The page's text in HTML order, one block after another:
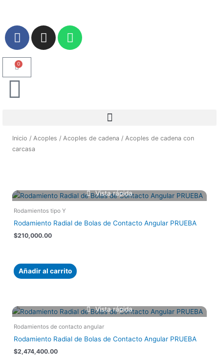
contenido
F
a
c
e
b
I
n
W
h
0
Carrito
Inicio / Acoples / Acoples de cadena / Acoples de cadena con
carcasa
Vista rápida
Rodamientos tipo Y
Rodamiento Radial de Bolas de Contacto Angular PRUEBA
$210,000.00
Añadir al carrito
Vista rápida
Rodamientos de contacto angular
Rodamiento Radial de Bolas de Contacto Angular PRUEBA
$2,474,400.00